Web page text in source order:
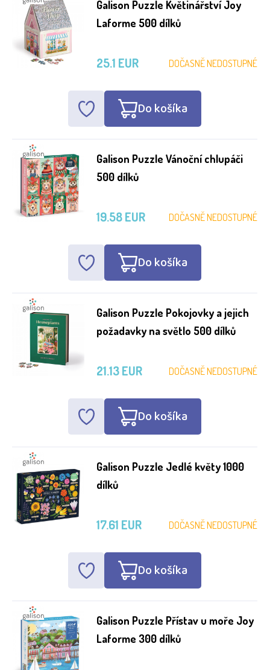
Galison Puzzle Květinářství Joy
Laforme 500 dílků
DOČASNĚ NEDOSTUPNÉ
25.1 EUR
Do košíka
Galison Puzzle Vánoční chlupáči
500 dílků
DOČASNĚ NEDOSTUPNÉ
19.58 EUR
Do košíka
Galison Puzzle Pokojovky a jejich
požadavky na světlo 500 dílků
DOČASNĚ NEDOSTUPNÉ
21.13 EUR
Do košíka
Galison Puzzle Jedlé květy 1000
dílků
DOČASNĚ NEDOSTUPNÉ
17.61 EUR
Do košíka
Galison Puzzle Přístav u moře Joy
Laforme 300 dílků